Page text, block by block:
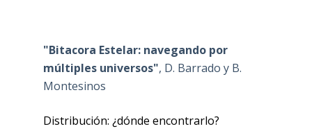
"Bitacora Estelar: navegando por
múltiples universos", D. Barrado y B.
Montesinos
Distribución: ¿dónde encontrarlo?